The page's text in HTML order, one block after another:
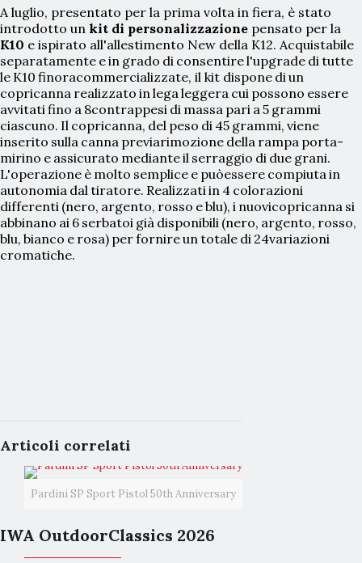
A luglio, presentato per la prima volta in fiera, è stato
introdotto un kit di personalizzazione pensato per la
K10 e ispirato all'allestimento New della K12. Acquistabile
separatamente ein grado di consentirel'upgrade ditutte
le K10 finoracommercializzate, il kit dispone diun
copricanna realizzato inlegaleggera cui possono essere
avvitatifino a 8contrappesi di massa pari a5 grammi
ciascuno. Il copricanna, del peso di 45 grammi, viene
inserito sulla canna previarimozione della rampa porta-
mirino e assicurato medianteil serraggio di due grani.
L'operazione è molto semplice e puòessere compiutain
autonomia daltiratore. Realizzatiin 4 colorazioni
differenti (nero, argento, rosso eblu), i nuovicopricanna si
abbinano ai 6 serbatoi già disponibili (nero, argento, rosso,
blu, bianco e rosa) perfornireuntotale di 24variazioni
cromatiche.
Articoli correlati
Pardini SP Sport Pistol 50th Anniversary
IWA OutdoorClassics 2026